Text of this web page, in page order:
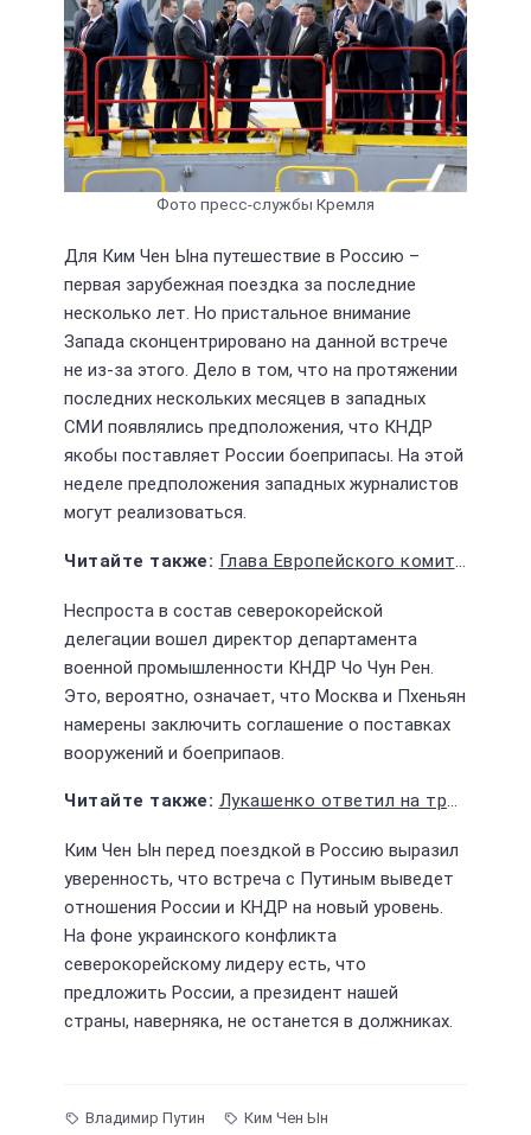
Фото пресс-службы Кремля
Для Ким Чен Ына путешествие в Россию –
первая зарубежная поездка за последние
несколько лет. Но пристальное внимание
Запада сконцентрировано на данной встрече
не из-за этого. Дело в том, что на протяжении
последних нескольких месяцев в западных
СМИ появлялись предположения, что КНДР
якобы поставляет России боеприпасы. На этой
неделе предположения западных журналистов
могут реализоваться.
Глава Европейского комитета по расширению НАТО пригласил Армению в альянс
Неспроста в состав северокорейской
делегации вошел директор департамента
военной промышленности КНДР Чо Чун Рен.
Это, вероятно, означает, что Москва и Пхеньян
намерены заключить соглашение о поставках
вооружений и боеприпаов.
Лукашенко ответил на требование Польши и стран Балтии убрать ЧВК "Вагнер" с территории Белоруссии
Ким Чен Ын перед поездкой в Россию выразил
уверенность, что встреча с Путиным выведет
отношения России и КНДР на новый уровень.
На фоне украинского конфликта
северокорейскому лидеру есть, что
предложить России, а президент нашей
страны, наверняка, не останется в должниках.
Владимир Путин
Ким Чен Ын